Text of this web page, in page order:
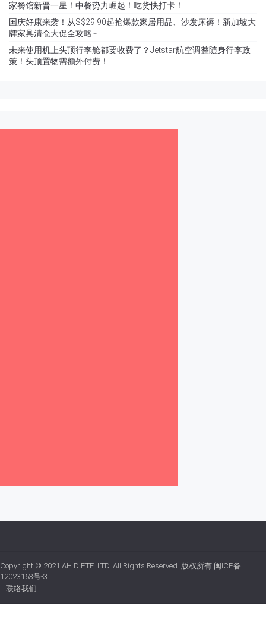
家餐馆新晋一星！中餐势力崛起！吃货快打卡！
国庆好康来袭！从S$29.90起抢爆款家居用品、沙发床褥！新加坡大
牌家具清仓大促全攻略~
未来使用机上头顶行李舱都要收费了？Jetstar航空调整随身行李政
策！头顶置物需额外付费！
Copyright © 2021 AH.D PTE. LTD. All Rights Reserved. 版权所有 闽ICP备
12023163号-3
联络我们